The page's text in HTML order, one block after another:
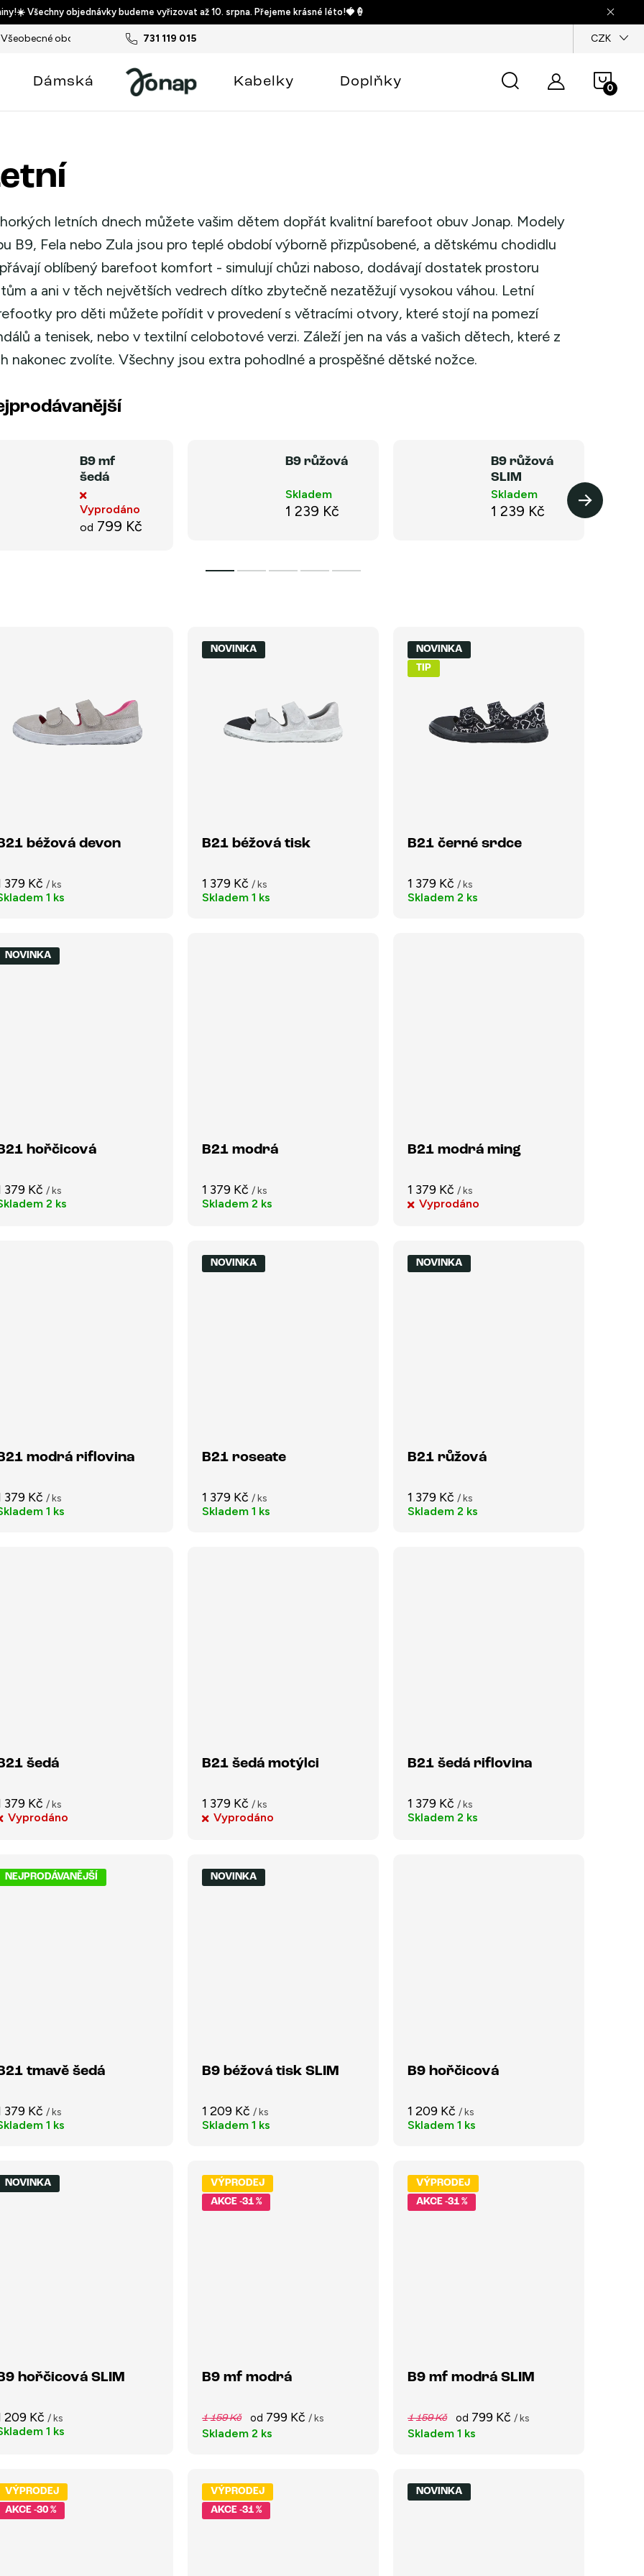
Všechny objednávky budeme vyřizovat až 10. srpna. Přejeme krásné léto!🍓🍦
731 119 015
Všeobecné obchodní podmínky Podmínky ochrany osobních údajů CZK
košík
Dámská Kabelky Doplňky
letních dnech můžete vašim dětem dopřát kvalitní barefoot obuv Jonap. Modely
B9, Fela nebo Zula jsou pro teplé období výborně přizpůsobené, a dětskému chodidlu
oblíbený barefoot komfort - simulují chůzi naboso, dodávají dostatek prostoru
a ani v těch největších vedrech dítko zbytečně nezatěžují vysokou váhou. Letní
pro děti můžete pořídit v provedení s větracími otvory, které stojí na pomezí
a tenisek, nebo v textilní celobotové verzi. Záleží jen na vás a vašich dětech, které z
nakonec zvolíte. Všechny jsou extra pohodlné a prospěšné dětské nožce.
B9 mf
šedá
Vyprodáno
od 799 Kč
B9 růžová
Skladem
1 239 Kč
B9 růžová
SLIM
Skladem
1 239 Kč
béžová devon
379 Kč/ ks
1 ks
NOVINKA
B21 béžová tisk
1 379 Kč / ks
Skladem 1 ks
NOVINKA
TIP
B21 černé srdce
1 379 Kč / ks
Skladem 2 ks
NOVINKA
hořčicová
379 Kč/ ks
2 ks
B21 modrá
1 379 Kč / ks
Skladem 2 ks
B21 modrá ming
1 379 Kč / ks
Vyprodáno
modrá riflovina
379 Kč/ ks
1 ks
NOVINKA
B21 roseate
1 379 Kč / ks
Skladem 1 ks
NOVINKA
B21 růžová
1 379 Kč / ks
Skladem 2 ks
šedá
379 Kč/ ks
Vyprodáno
B21 šedá motýlci
1 379 Kč / ks
Vyprodáno
B21 šedá riflovina
1 379 Kč / ks
Skladem 2 ks
NEJPRODÁVANĚJŠÍ
tmavě šedá
379 Kč/ ks
1 ks
NOVINKA
B9 béžová tisk SLIM
1 209 Kč / ks
Skladem 1 ks
B9 hořčicová
1 209 Kč / ks
Skladem 1 ks
NOVINKA
hořčicová SLIM
209 Kč/ ks
1 ks
VÝPRODEJ
-31 %
B9 mf modrá
1 159 Kč od 799 Kč / ks
Skladem 2 ks
VÝPRODEJ
-31 %
B9 mf modrá SLIM
1 159 Kč od 799 Kč / ks
Skladem 1 ks
VÝPRODEJ
-30 %
VÝPRODEJ
-31 %
NOVINKA